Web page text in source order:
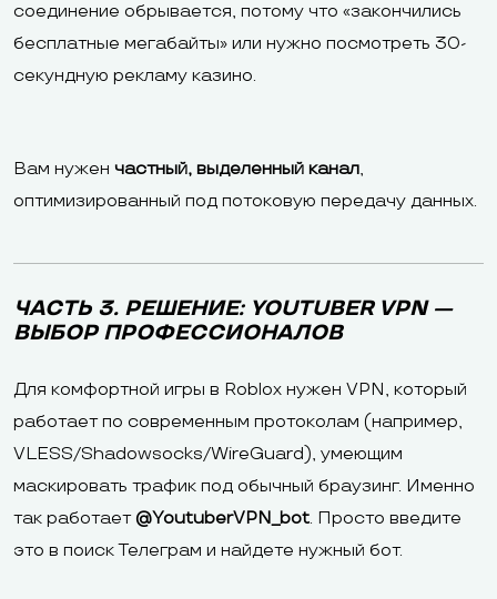
соединение обрывается, потому что «закончились
бесплатные мегабайты» или нужно посмотреть 30-
секундную рекламу казино.
Вам нужен частный, выделенный канал,
оптимизированный под потоковую передачу данных.
ЧАСТЬ 3. РЕШЕНИЕ: YOUTUBER VPN —
ВЫБОР ПРОФЕССИОНАЛОВ
Для комфортной игры в Roblox нужен VPN, который
работает по современным протоколам (например,
VLESS/Shadowsocks/WireGuard), умеющим
маскировать трафик под обычный браузинг. Именно
так работает @YoutuberVPN_bot. Просто введите
это в поиск Телеграм и найдете нужный бот.